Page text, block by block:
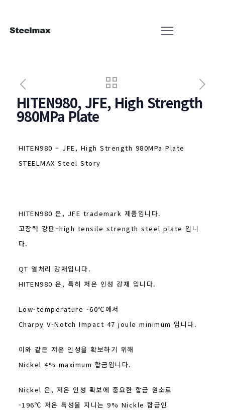
HITEN980, JFE, High Strength
980MPa Plate
HITEN980 – JFE, High Strength 980MPa Plate
STEELMAX Steel Story
HITEN980 은, JFE trademark 제품입니다.
고장력 강판–high tensile strength steel plate 입니
다.
QT 열처리 강재입니다.
HITEN980 은, 특히 저온 인성 강재 입니다.
Low-temperature -60℃에서
Charpy V-Notch Impact 47 joule minimum 입니다.
이와 같은 저온 인성을 확보하기 위해
Nickel 4% maximum 합금입니다.
Nickel 은, 저온 인성 확보에 중요한 합금 원소로
-196℃ 저온 특성을 지니는 9% Nickle 합금인